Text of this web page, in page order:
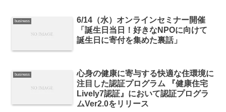
business
6/14（水）オンラインセミナー開催
「誕生日当日！好きなNPOに向けて
誕生日に寄付を集めた裏話」
business
心身の健康に寄与する快適な住環境に
注目した認証プログラム 『健康住宅
Lively7認証』において認証プログラ
ムVer2.0をリリース